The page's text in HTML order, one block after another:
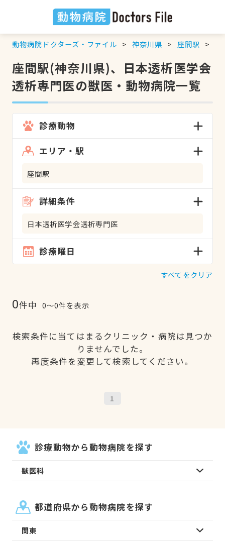
動物病院ドクターズ・ファイル 神奈川県 座間駅
座間駅(神奈川県)、日本透析医学会
透析専門医の獣医・動物病院一覧
診療動物
エリア・駅
座間駅
詳細条件
日本透析医学会透析専門医
診療曜日
すべてをクリア
0件中 0〜0件を表示
検索条件に当てはまるクリニック・病院は見つか
りませんでした。
再度条件を変更して検索してください。
1
診療動物から動物病院を探す
獣医科
都道府県から動物病院を探す
関東